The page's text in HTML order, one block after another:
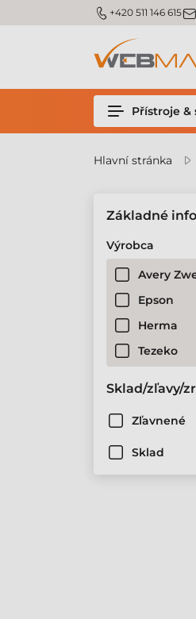
m_phone +420 511 146 615m_email
Přístroje
Hlavní stránka
Základné
Výrobca
Avery
Epson
Herma
Tezeko
Sklad/zľavy/
Zľavnené
Sklad